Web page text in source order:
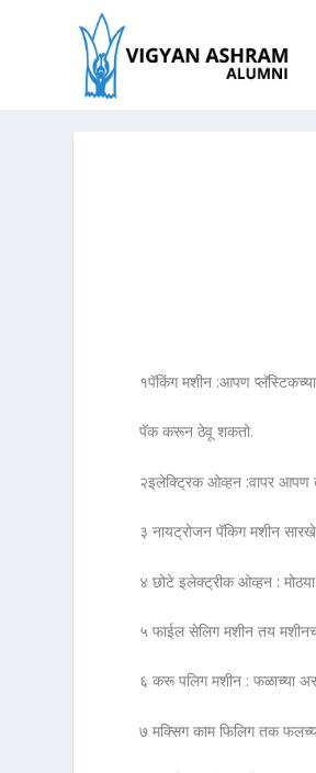
१पॅकिंग मशीन :आपण
पॅक करून ठेवू शकतो.
२इलेक्ट्रिक ओव्हन :वापर आपण
३ नायट्रोजन पॅकिग मशीन
४ छोटे इलेक्ट्रीक ओव्हन :
५ फाईल सेलिग मशीन तय
६ करू पलिग मशीन : फळाच्या
७ मक्सिग काम फिलिग तक